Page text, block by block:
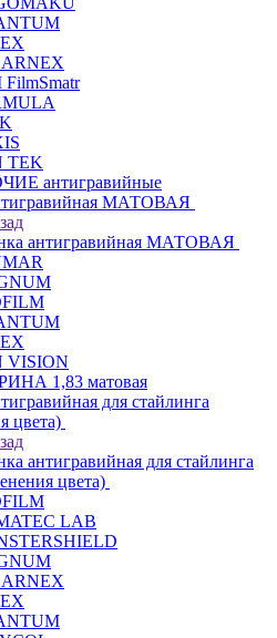
FilmSmatr
TEK
антигравийные
МАТОВАЯ
антигравийная МАТОВАЯ
VISION
1,83 матовая
для стайлинга
цвета)
антигравийная для стайлинга
цвета)
LAB